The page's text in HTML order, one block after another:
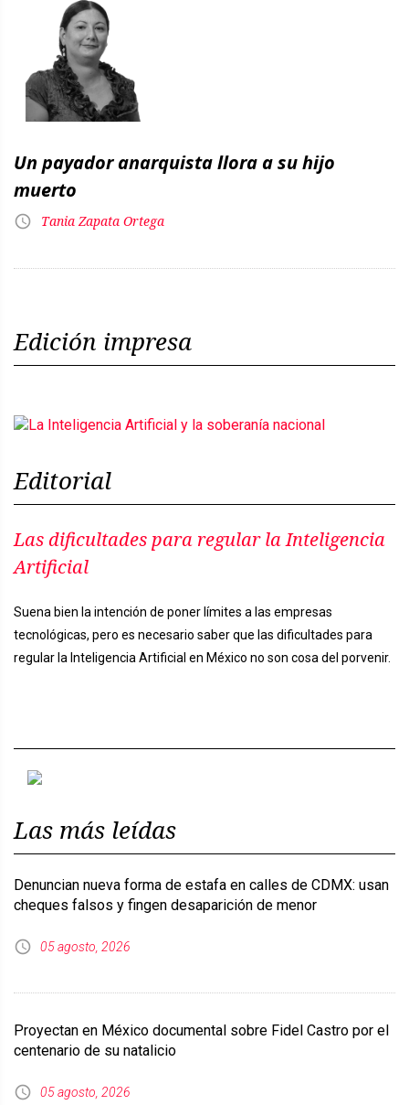
Un payador anarquista llora a su hijo
muerto
Tania Zapata Ortega
Edición impresa
Editorial
Las dificultades para regular la Inteligencia
Artificial
Suena bien la intención de poner límites a las empresas
tecnológicas, pero es necesario saber que las dificultades para
regular la Inteligencia Artificial en México no son cosa del porvenir.
Las más leídas
Denuncian nueva forma de estafa en calles de CDMX: usan
cheques falsos y fingen desaparición de menor
05 agosto, 2026
Proyectan en México documental sobre Fidel Castro por el
centenario de su natalicio
05 agosto, 2026